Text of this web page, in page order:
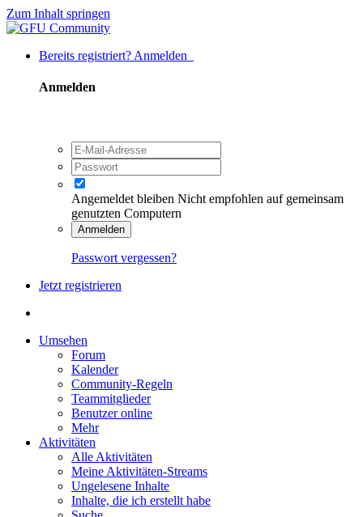
Zum Inhalt springen
Bereits registriert? Anmelden
Anmelden
Angemeldet bleiben Nicht empfohlen auf gemeinsam
genutzten Computern
Anmelden
Passwort vergessen?
Jetzt registrieren
Umsehen
Forum
Kalender
Community-Regeln
Teammitglieder
Benutzer online
Mehr
Aktivitäten
Alle Aktivitäten
Meine Aktivitäten-Streams
Ungelesene Inhalte
Inhalte, die ich erstellt habe